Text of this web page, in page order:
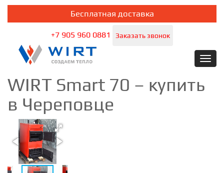
Бесплатная доставка
+7 905 960 0881 Заказать звонок
WIRT Smart 70 – купить
в Череповце